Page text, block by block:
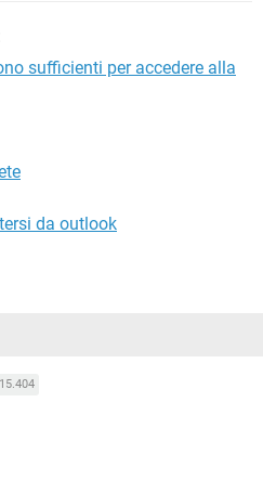
sufficienti per accedere alla
da outlook
15.404